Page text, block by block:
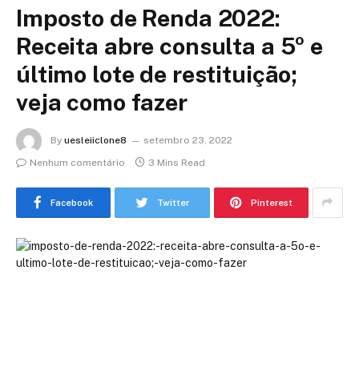
Imposto de Renda 2022:
Receita abre consulta a 5º e
último lote de restituição;
veja como fazer
By uesleiiclone8
setembro 23, 2022
Nenhum comentário
3 Mins Read
Facebook Twitter Pinterest